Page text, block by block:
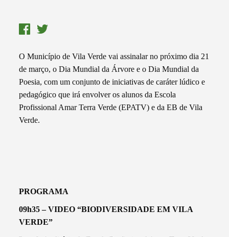
O Município de Vila Verde vai assinalar no próximo dia 21
de março, o Dia Mundial da Árvore e o Dia Mundial da
Poesia, com um conjunto de iniciativas de caráter lúdico e
pedagógico que irá envolver os alunos da Escola
Profissional Amar Terra Verde (EPATV) e da EB de Vila
Verde.
PROGRAMA
09h35– VIDEO “BIODIVERSIDADE EM VILA
VERDE”